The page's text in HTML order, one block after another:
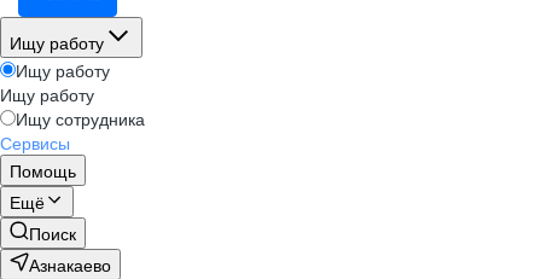
Ищу работу
Ищу работу
Ищу работу
Ищу сотрудника
Сервисы
Помощь
Ещё
Поиск
Азнакаево